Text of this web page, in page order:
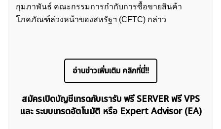
กุมภาพันธ์ คณะกรรมการกำกับการซื้อขายสินค้า
โภคภัณฑ์ล่วงหน้าของสหรัฐฯ (CFTC) กล่าว
อ่านข่าวเพิ่มเติม คลิกที่นี่!!
สมัครเปิดบัญชีเทรดกับเรารับ ฟรี SERVER ฟรี VPS
และ ระบบเทรดอัตโนมัติ หรือ Expert Advisor (EA)